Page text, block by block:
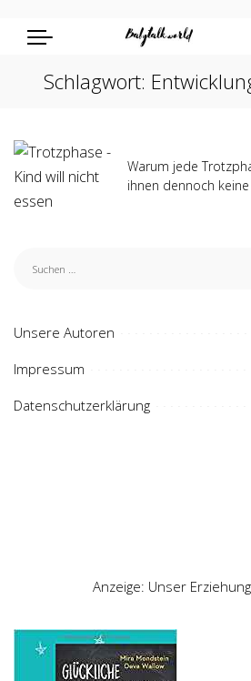
Schlagwort:
Warum jede
ihnen dennoch
Unsere Autoren
Impressum
Datenschutzerklärung
Anzeige: Unser